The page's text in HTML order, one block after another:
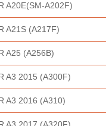
A20E(SM-A202F)
A21S (A217F)
A25 (A256B)
A3 2015 (A300F)
A3 2016 (A310)